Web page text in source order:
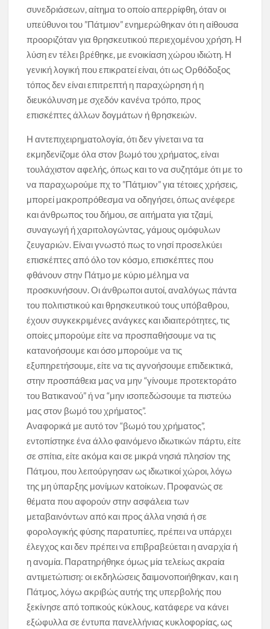
συνεδριάσεων, αίτημα το οποίο απερρίφθη, όταν οι
υπεύθυνοι του ”Πάτμιον” ενημερώθηκαν ότι η αίθουσα
προοριζόταν για θρησκευτικού περιεχομένου χρήση. Η
λύση εν τέλει βρέθηκε, με ενοικίαση χώρου ιδιώτη. Η
γενική λογική που επικρατεί είναι, ότι ως Ορθόδοξος
τόπος δεν είναι επιτρεπτή η παραχώρηση ή η
διευκόλυνση με σχεδόν κανένα τρόπο, προς
επισκέπτες άλλων δογμάτων ή θρησκειών.
Η αντεπιχειρηματολογία, ότι δεν γίνεται να τα
εκμηδενίζομε όλα στον βωμό του χρήματος, είναι
τουλάχιστον αφελής, όπως και το να συζητάμε ότι με το
να παραχωρούμε πχ το ”Πάτμιον” για τέτοιες χρήσεις,
μπορεί μακροπρόθεσμα να οδηγήσει, όπως ανέφερε
και άνθρωπος του δήμου, σε αιτήματα για τζαμί,
συναγωγή ή χαριτολογώντας, γάμους ομόφυλων
ζευγαριών. Είναι γνωστό πως το νησί προσελκύει
επισκέπτες από όλο τον κόσμο, επισκέπτες που
φθάνουν στην Πάτμο με κύριο μέλημα να
προσκυνήσουν. Οι άνθρωποι αυτοί, αναλόγως πάντα
του πολιτιστικού και θρησκευτικού τους υπόβαθρου,
έχουν συγκεκριμένες ανάγκες και ιδιαιτερότητες, τις
οποίες μπορούμε είτε να προσπαθήσουμε να τις
κατανοήσουμε και όσο μπορούμε να τις
εξυπηρετήσουμε, είτε να τις αγνοήσουμε επιδεικτικά,
στην προσπάθεια μας να μην “γίνουμε προτεκτοράτο
του Βατικανού” ή να “μην ισοπεδώσουμε τα πιστεύω
μας στον βωμό του χρήματος”.
Αναφορικά με αυτό τον “βωμό του χρήματος”,
εντοπίστηκε ένα άλλο φαινόμενο ιδιωτικών πάρτυ, είτε
σε σπίτια, είτε ακόμα και σε μικρά νησιά πλησίον της
Πάτμου, που λειτούργησαν ως ιδιωτικοί χώροι, λόγω
της μη ύπαρξης μονίμων κατοίκων. Προφανώς σε
θέματα που αφορούν στην ασφάλεια των
μεταβαινόντων από και προς άλλα νησιά ή σε
φορολογικής φύσης παρατυπίες, πρέπει να υπάρχει
έλεγχος και δεν πρέπει να επιβραβεύεται η αναρχία ή
η ανομία. Παρατηρήθηκε όμως μία τελείως ακραία
αντιμετώπιση: οι εκδηλώσεις δαιμονοποιήθηκαν, και η
Πάτμος, λόγω ακριβώς αυτής της υπερβολής που
ξεκίνησε από τοπικούς κύκλους, κατάφερε να κάνει
εξώφυλλα σε έντυπα πανελλήνιας κυκλοφορίας, ως